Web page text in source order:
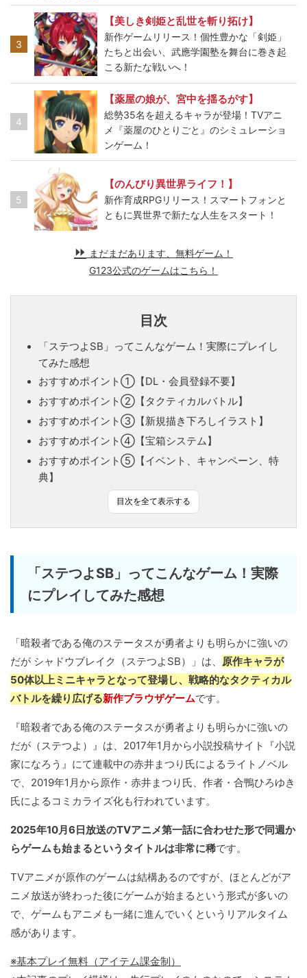
3
【美しき剣姫と乱世を斬り拓け】
新作ゲームリリース！個性豊かな「剣姫」
たちと出会い、武應学園塾を舞台に巻き起
こる新たな戦いへ！
4
【薬屋の娘が、宮中を揺るがす】
総勢35名を超えるキャラが登場！TVアニ
メ『薬屋のひとりごと』のシミュレーショ
ンゲーム！
5
【のんびり異世界ライフ！】
新作育成RPGリリース！スマートフォンと
ともに異世界で新たな人生をスタート！
まだまだあります、無料ゲーム！
G123公式のゲームはこちら！
目次
「ステつよSB」ってこんなゲーム！実際にプレイし
てみた感想
おすすめポイント①【DL・会員登録不要】
おすすめポイント②【タクティカルバトル】
おすすめポイント③【新規描き下ろしイラスト】
おすすめポイント④【宝箱システム】
おすすめポイント⑤【イベント、キャンペーン、特
典】
目次を全て表示する
「ステつよSB」ってこんなゲーム！実際
にプレイしてみた感想
「暗殺者である俺のステータスが勇者よりも明らかに強いの
だが シャドウブレイク（ステつよSB）」は、 原作キャラが
50体以上ミニキャラとなって登場し、戦略的なタクティカル
バトルを繰り広げる新作ブラウザゲームです。
『暗殺者である俺のステータスが勇者よりも明らかに強いの
だが（ステつよ）』は、2017年1月から小説投稿サイト『小説
家になろう』にて連載中の赤井まつり氏によるライトノベル
で、2019年1月から原作・赤井まつり氏、作者・合鴨ひろゆき
氏によるコミカライズ化も行われています。
2025年10月6日放送のTVアニメ第一話に合わせた形で同週か
らゲームも始まるというタイトルは非常に稀です。
TVアニメが原作のゲームは結構あるのですが、ほとんどがア
ニメ放送が終わった後にゲームが始まるという形式が多いの
で、ゲームもアニメも一緒に進んでいくというリアルタイム
感があります。
※基本プレイ無料（アイテム課金制）